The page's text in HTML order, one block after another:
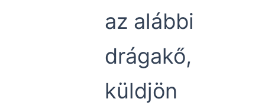
az alábbi
drágakő,
küldjön